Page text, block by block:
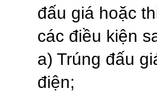
đấu giá hoặc
các điều kiện
a) Trúng đấu
điện;